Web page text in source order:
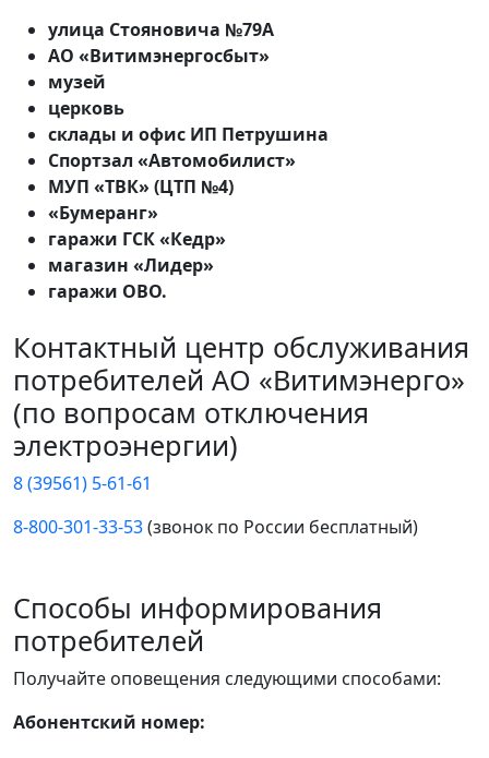
улица Стояновича №79А
АО «Витимэнергосбыт»
музей
церковь
склады и офис ИП Петрушина
Спортзал «Автомобилист»
МУП «ТВК» (ЦТП №4)
«Бумеранг»
гаражи ГСК «Кедр»
магазин «Лидер»
гаражи ОВО.
Контактный центр обслуживания
потребителей АО «Витимэнерго»
(по вопросам отключения
электроэнергии)
8 (39561) 5-61-61
8-800-301-33-53(звонок по России бесплатный)
Способы информирования
потребителей
Получайте оповещения следующими способами:
Абонентский номер: